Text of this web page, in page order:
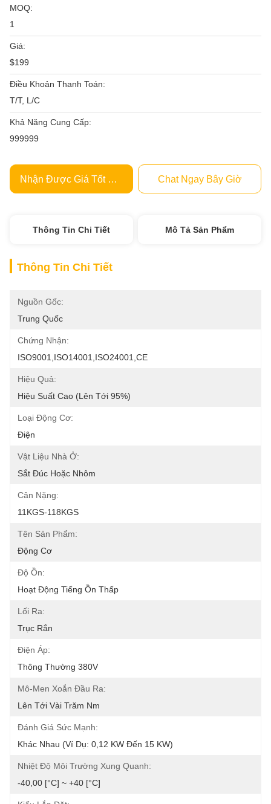
MOQ:
1
Giá:
$199
Điều Khoản Thanh Toán:
T/T, L/C
Khả Năng Cung Cấp:
999999
Nhận Được Giá Tốt Nhất Chat Ngay Bây Giờ
Thông Tin Chi Tiết Mô Tả Sản Phẩm
Thông Tin Chi Tiết
Nguồn Gốc:
Trung Quốc
Chứng Nhận:
ISO9001,ISO14001,ISO24001,CE
Hiệu Quả:
Hiệu Suất Cao (lên Tới 95%)
Loại Động Cơ:
Điện
Vật Liệu Nhà Ở:
Sắt Đúc Hoặc Nhôm
Cân Nặng:
11KGS-118KGS
Tên Sản Phẩm:
Động Cơ
Độ Ồn:
Hoạt Động Tiếng Ồn Thấp
Lối Ra:
Trục Rắn
Điện Áp:
Thông Thường 380V
Mô-Men Xoắn Đầu Ra:
Lên Tới Vài Trăm Nm
Đánh Giá Sức Mạnh:
Khác Nhau (ví Dụ: 0,12 KW Đến 15 KW)
Nhiệt Độ Môi Trường Xung Quanh:
-40,00 [°C] ~ +40 [°C]